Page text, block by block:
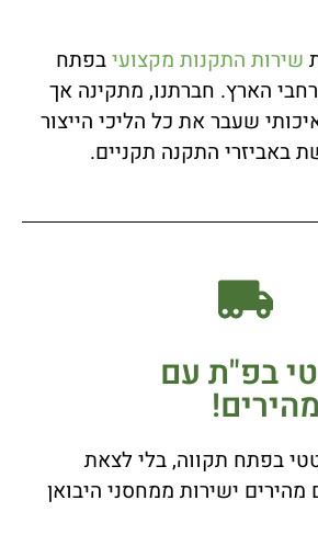
שירות התקנות מקצועיבפתח
הארץ. חברתנו, מתקינה אך
שעבר את כל הליכי הייצור
באביזרי התקנה תקניים.
בפ"ת עם
בפתח תקווה, בלי לצאת
ישירות ממחסני היבואן